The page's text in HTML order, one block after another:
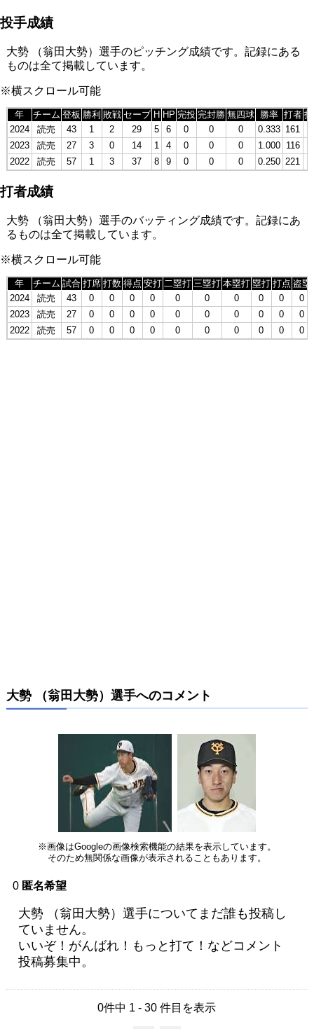
投手成績
大勢 （翁田大勢）選手のピッチング成績です。記録にある
ものは全て掲載しています。
※横スクロール可能
年 チーム 登板 勝利 敗戦 セーブ H HP 完投 完封勝 無四球 勝率 打者
2024
読売 43 1 2 29 5 6 0 0 0 0.333 161
2023
読売 27 3 0 14 1 4 0 0 0 1.000 116
2022
読売 57 1 3 37 8 9 0 0 0 0.250 221
打者成績
大勢 （翁田大勢）選手のバッティング成績です。記録にあ
るものは全て掲載しています。
※横スクロール可能
年 チーム 試合 打席 打数 得点 安打 二塁打 三塁打 本塁打 塁打 打点 盗塁
2024
読売 43 0 0 0 0 0 0 0 0 0
0
2023
読売 27 0 0 0 0 0 0 0 0 0
0
2022
読売 57 0 0 0 0 0 0 0 0 0 0
大勢 （翁田大勢）選手へのコメント
※画像はGoogleの画像検索機能の結果を表示しています。
そのため無関係な画像が表示されることもあります。
0 匿名希望
大勢 （翁田大勢）選手についてまだ誰も投稿し
ていません。
いいぞ！がんばれ！もっと打て！などコメント
投稿募集中。
0件中 1 - 30 件目を表示